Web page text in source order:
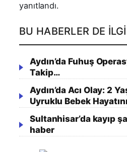
yanıtlandı.
BU HABERLER DE
Aydın’da Fuhuş
Takip…
Aydın’da Acı Olay: 2
Uyruklu Bebek
Sultanhisar’da kayıp
haber